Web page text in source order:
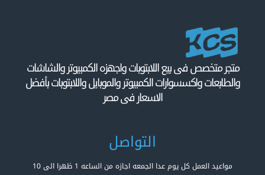
متجر متخصص فى بيع اللابتوبات واجهزه الكمبيوتر والشاشات
والطابعات واكسسوارات الكمبيوتر والموبايل واللابتوبات بأفضل
الاسعار فى مصر
التواصل
مواعيد العمل كل يوم عدا الجمعه اجازه من الساعه 1 ظهرا الى 10